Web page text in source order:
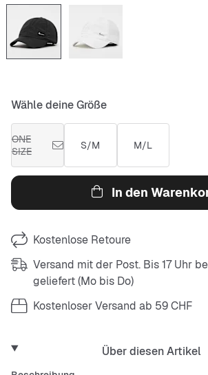
Wähle deine Größe
ONE
SIZE
S/M M/L
In den
Kostenlose Retoure
Versand mit der Post. Bis 17 Uhr
geliefert (Mo bis Do)
Kostenloser Versand ab 59 CHF
Über diesen Artikel